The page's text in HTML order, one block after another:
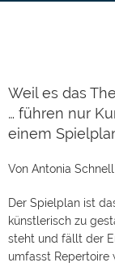
Weil es das
… führen nur
einem
Von Antonia Schnell
Der Spielplan ist
künstlerisch zu
steht und fällt der
umfasst Repertoire